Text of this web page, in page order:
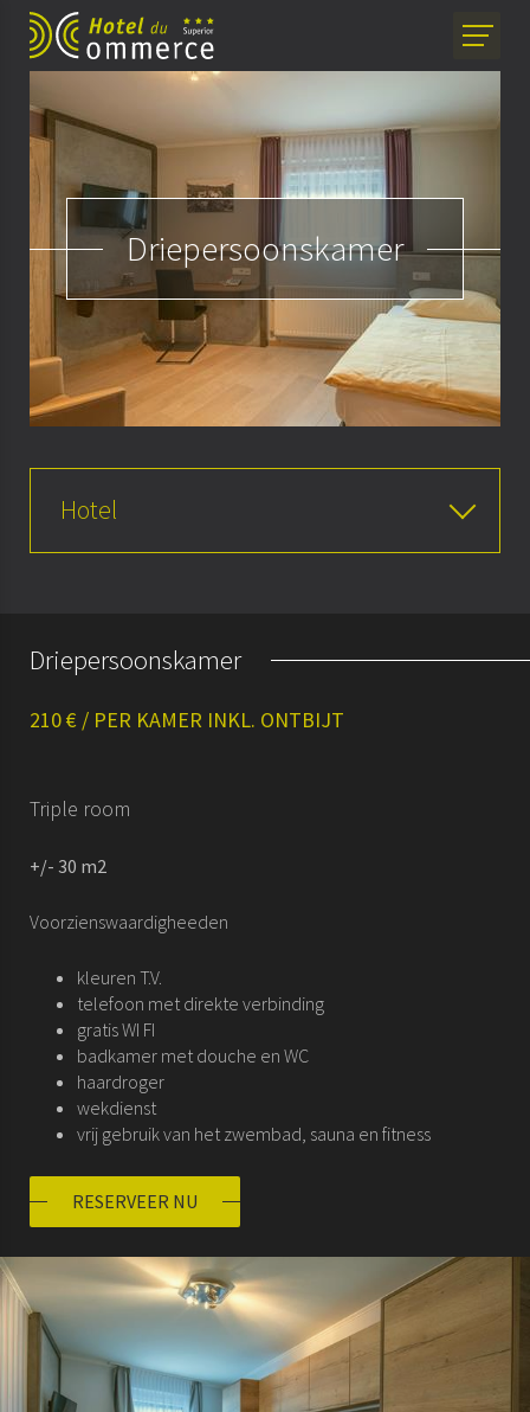
Driepersoonskamer
Hotel
Historie
Driepersoonskamer
210 € / PER KAMER INKL. ONTBIJT
Triple room
+/- 30 m2
Voorzienswaardigheeden
kleuren T.V.
telefoon met direkte verbinding
gratis WI FI
badkamer met douche en WC
haardroger
wekdienst
vrij gebruik van het zwembad, sauna en fitness
RESERVEER NU